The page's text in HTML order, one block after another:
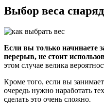
Выбор веса
Если вы только начинаете
перерыв, не стоит
этом случае велика
Кроме того, если вы
очередь нужно наработать
сделать это очень сложно.